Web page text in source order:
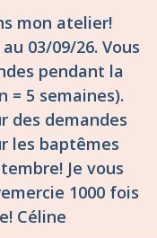
mon atelier!
03/09/26. Vous
pendant la
5 semaines).
des demandes
les baptêmes
Je vous
1000 fois
Céline